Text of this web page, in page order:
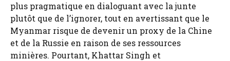
plus pragmatique en dialoguant avec la junte
plutôt que de l’ignorer, tout en avertissant que le
Myanmar risque de devenir un proxy de la Chine
et de la Russie en raison de ses ressources
minières. Pourtant, Khattar Singh et